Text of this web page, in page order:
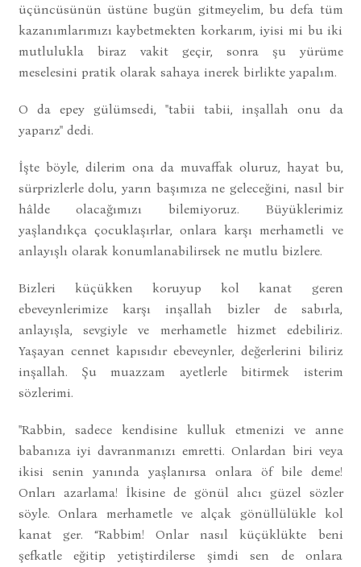
üçüncüsünün üstüne bugün gitmeyelim, bu defa tüm
kazanımlarımızı kaybetmekten korkarım, iyisi mi bu iki
mutlulukla biraz vakit geçir, sonra şu yürüme
meselesini pratik olarak sahaya inerek birlikte yapalım.
O da epey gülümsedi, "tabii tabii, inşallah onu da
yaparız" dedi.
İşte böyle, dilerim ona da muvaffak oluruz, hayat bu,
sürprizlerle dolu, yarın başımıza ne geleceğini, nasıl bir
hâlde olacağımızı bilemiyoruz. Büyüklerimiz
yaşlandıkça çocuklaşırlar, onlara karşı merhametli ve
anlayışlı olarak konumlanabilirsek ne mutlu bizlere.
Bizleri küçükken koruyup kol kanat geren
ebeveynlerimize karşı inşallah bizler de sabırla,
anlayışla, sevgiyle ve merhametle hizmet edebiliriz.
Yaşayan cennet kapısıdır ebeveynler, değerlerini biliriz
inşallah. Şu muazzam ayetlerle bitirmek isterim
sözlerimi.
"Rabbin, sadece kendisine kulluk etmenizi ve anne
babanıza iyi davranmanızı emretti. Onlardan biri veya
ikisi senin yanında yaşlanırsa onlara öf bile deme!
Onları azarlama! İkisine de gönül alıcı güzel sözler
söyle. Onlara merhametle ve alçak gönüllülükle kol
kanat ger. “Rabbim! Onlar nasıl küçüklükte beni
şefkatle eğitip yetiştirdilerse şimdi sen de onlara